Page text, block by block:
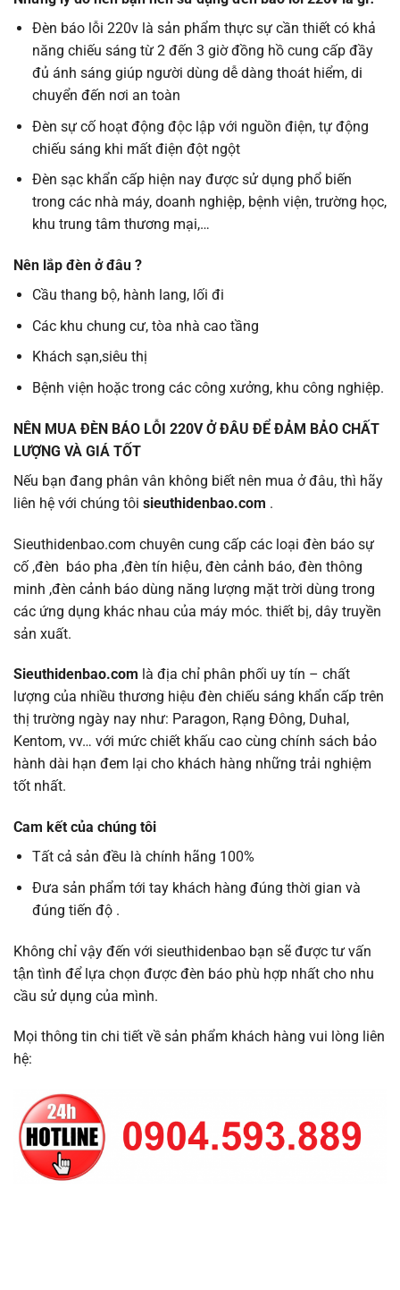
Đèn báo lỗi 220v là sản phẩm thực sự cần thiết có khả
năng chiếu sáng từ 2 đến 3 giờ đồng hồ cung cấp đầy
đủ ánh sáng giúp người dùng dễ dàng thoát hiểm, di
chuyển đến nơi an toàn
Đèn sự cố hoạt động độc lập với nguồn điện, tự động
chiếu sáng khi mất điện đột ngột
Đèn sạc khẩn cấp hiện nay được sử dụng phổ biến
trong các nhà máy, doanh nghiệp, bệnh viện, trường học,
khu trung tâm thương mại,…
Nên lắp đèn ở đâu ?
Cầu thang bộ, hành lang, lối đi
Các khu chung cư, tòa nhà cao tầng
Khách sạn,siêu thị
Bệnh viện hoặc trong các công xưởng, khu công nghiệp.
NÊN MUA ĐÈN BÁO LỖI 220V Ở ĐÂU ĐỂ ĐẢM BẢO CHẤT
LƯỢNG VÀ GIÁ TỐT
Nếu bạn đang phân vân không biết nên mua ở đâu, thì hãy
liên hệ với chúng tôi sieuthidenbao.com .
Sieuthidenbao.com chuyên cung cấp các loại đèn báo sự
cố ,đèn báo pha ,đèn tín hiệu, đèn cảnh báo, đèn thông
minh ,đèn cảnh báo dùng năng lượng mặt trời dùng trong
các ứng dụng khác nhau của máy móc. thiết bị, dây truyền
sản xuất.
Sieuthidenbao.com là địa chỉ phân phối uy tín – chất
lượng của nhiều thương hiệu đèn chiếu sáng khẩn cấp trên
thị trường ngày nay như: Paragon, Rạng Đông, Duhal,
Kentom, vv… với mức chiết khấu cao cùng chính sách bảo
hành dài hạn đem lại cho khách hàng những trải nghiệm
tốt nhất.
Cam kết của chúng tôi
Tất cả sản đều là chính hãng 100%
Đưa sản phẩm tới tay khách hàng đúng thời gian và
đúng tiến độ .
Không chỉ vậy đến với sieuthidenbao bạn sẽ được tư vấn
tận tình để lựa chọn được đèn báo phù hợp nhất cho nhu
cầu sử dụng của mình.
Mọi thông tin chi tiết về sản phẩm khách hàng vui lòng liên
hệ: